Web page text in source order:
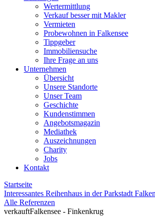
Wertermittlung
Verkauf besser mit Makler
Vermieten
Probewohnen in Falkensee
Tippgeber
Immobiliensuche
Ihre Frage an uns
Unternehmen
Übersicht
Unsere Standorte
Unser Team
Geschichte
Kundenstimmen
Angebotsmagazin
Mediathek
Auszeichnungen
Charity
Jobs
Kontakt
Startseite
Interessantes Reihenhaus in der Parkstadt
Alle Referenzen
verkauftFalkensee - Finkenkrug